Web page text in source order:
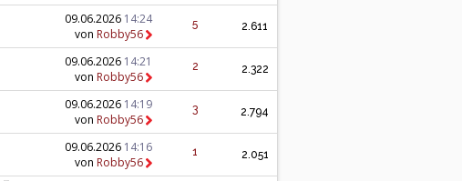
09.06.2026 14:24
von Robby56
5 2.611
09.06.2026 14:21
von Robby56
2 2.322
09.06.2026 14:19
von Robby56
3 2.794
09.06.2026 14:16
von Robby56
1 2.051